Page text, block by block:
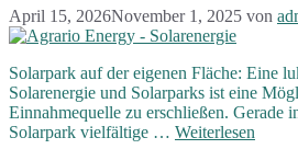
April 15, 2026November 1, 2025 von
Solarpark auf der eigenen Fläche: Eine
Solarenergie und Solarparks ist eine
Einnahmequelle zu erschließen. Gerade
Solarpark vielfältige … Weiterlesen